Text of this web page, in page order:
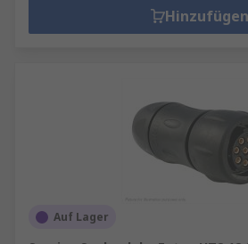
Hinzufügen
Auf Lager